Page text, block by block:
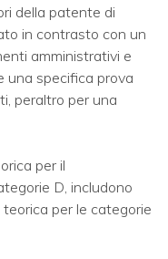
della patente di
in contrasto con un
amministrativi e
una specifica prova
peraltro per una
per il
D, includono
per le categorie